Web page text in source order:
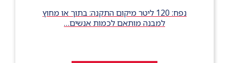
נפח: 120 ליטר מיקום התקנה: בתוך או מחוץ
למבנה מותאם לכמות אנשים…